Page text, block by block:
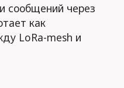
сообщений через
как
LoRa-mesh и